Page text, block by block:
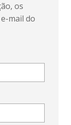
os
mail do